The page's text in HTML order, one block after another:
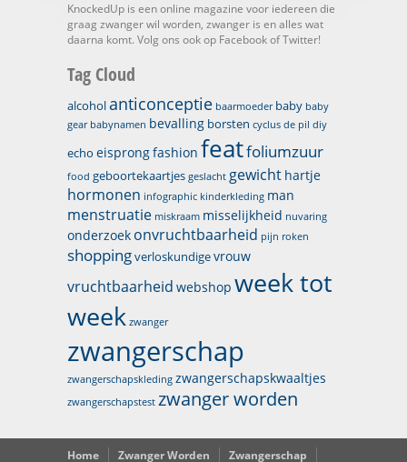
KnockedUp is een online magazine voor iedereen die
graag zwanger wil worden, zwanger is en alles wat
daarna komt. Volg ons ook op Facebook of Twitter!
Tag Cloud
alcoholanticonceptie baarmoeder baby baby
gear babynamen bevalling borsten cyclus de pil diy
echo eisprongfashion featfoliumzuur
food geboortekaartjes geslacht gewicht hartje
hormonen infographic kinderkleding man
menstruatie miskraam misselijkheid nuvaring
onderzoek onvruchtbaarheid pijn roken
shoppingverloskundigevrouw
vruchtbaarheid webshop week tot
week zwanger
zwangerschap
zwangerschapskleding zwangerschapskwaaltjes
zwangerschapstest zwanger worden
Home Zwanger Worden Zwangerschap